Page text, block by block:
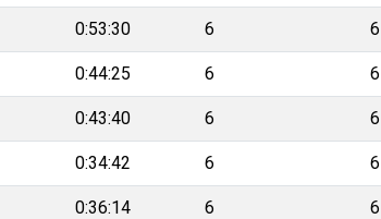
0:53:30 6 6
0:44:25 6 6
0:43:40 6 6
0:34:42 6 6
0:36:14 6 6